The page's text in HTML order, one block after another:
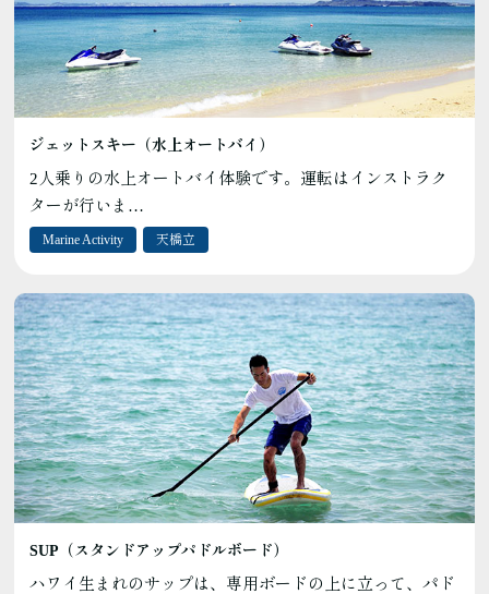
ジェットスキー（水上オートバイ）
2人乗りの水上オートバイ体験です。運転はインストラク
ターが行いま…
Marine Activity 天橋立
SUP（スタンドアップパドルボード）
ハワイ生まれのサップは、専用ボードの上に立って、パド